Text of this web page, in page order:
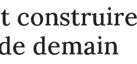
construire
demain